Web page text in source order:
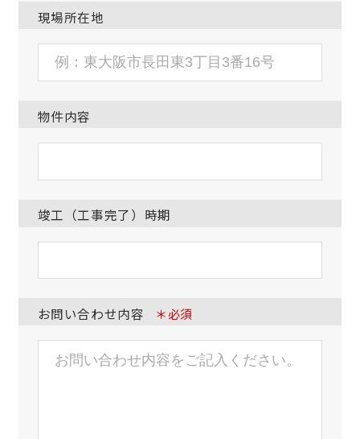
現場所在地
物件内容
竣工（工事完了）時期
お問い合わせ内容 ＊必須